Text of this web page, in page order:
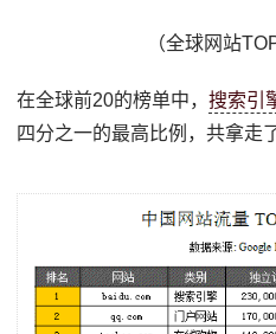
（全球网站
在全球前20的榜单中，搜索引
四分之一的最高比例，共拿走